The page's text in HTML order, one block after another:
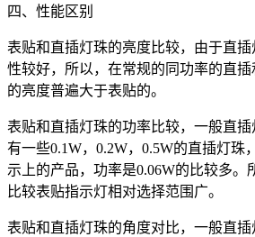
四、性能区别
表贴和直插灯珠的亮度比较，由于直
性较好，所以，在常规的同功率的直
的亮度普遍大于表贴的。
表贴和直插灯珠的功率比较，一般直
有一些0.1W，0.2W，0.5W的直插灯珠
示上的产品，功率是0.06W的比较多。
比较表贴指示灯相对选择范围广。
表贴和直插灯珠的角度对比，一般直